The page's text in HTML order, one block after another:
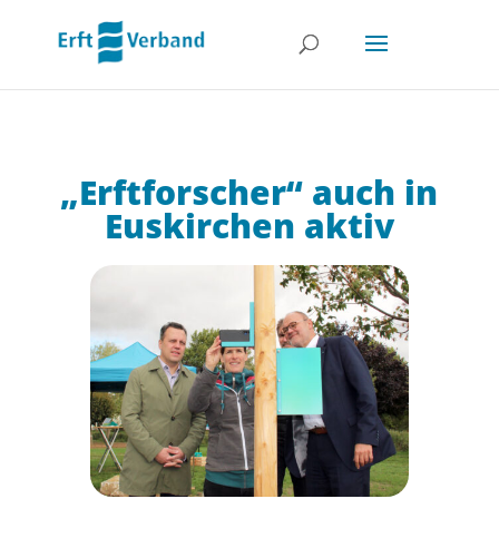
„Erftforscher“ auch in
Euskirchen aktiv